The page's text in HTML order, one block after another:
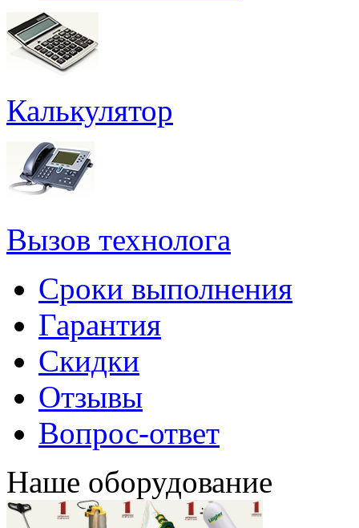
Калькулятор
Вызов технолога
Сроки выполнения
Гарантия
Скидки
Отзывы
Вопрос-ответ
Наше оборудование